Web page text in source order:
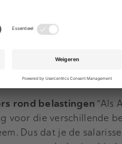
risicodragerschap. In
gericht op
organisaties
– wel bij elkaar? En wat
de nieuweling in de
rond belastingen “Als
voor die verschillende
Dus dat je de